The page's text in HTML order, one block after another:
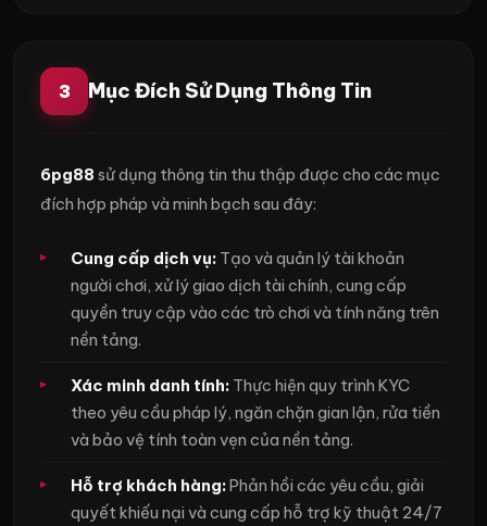
3 Mục Đích Sử Dụng Thông Tin
6pg88 sử dụng thông tin thu thập được cho các mục
đích hợp pháp và minh bạch sau đây:
Cung cấp dịch vụ: Tạo và quản lý tài khoản
người chơi, xử lý giao dịch tài chính, cung cấp
quyền truy cập vào các trò chơi và tính năng trên
nền tảng.
Xác minh danh tính: Thực hiện quy trình KYC
theo yêu cầu pháp lý, ngăn chặn gian lận, rửa tiền
và bảo vệ tính toàn vẹn của nền tảng.
Hỗ trợ khách hàng:Phản hồi các yêu cầu, giải
quyết khiếu nại và cung cấp hỗ trợ kỹ thuật 24/7